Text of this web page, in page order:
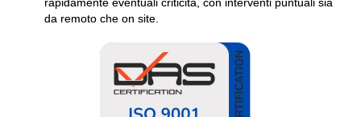
da remoto che on site.